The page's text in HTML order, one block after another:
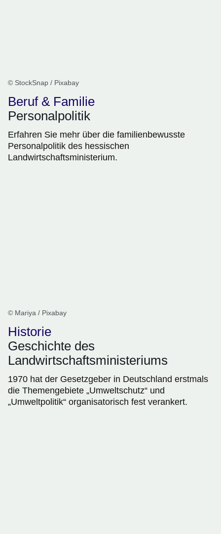
© StockSnap / Pixabay
Beruf & Familie
Personalpolitik
Erfahren Sie mehr über die familienbewusste
Personalpolitik des hessischen
Landwirtschaftsministerium.
© Mariya / Pixabay
Historie
Geschichte des
Landwirtschaftsministeriums
1970 hat der Gesetzgeber in Deutschland erstmals
die Themengebiete „Umweltschutz“ und
„Umweltpolitik“ organisatorisch fest verankert.